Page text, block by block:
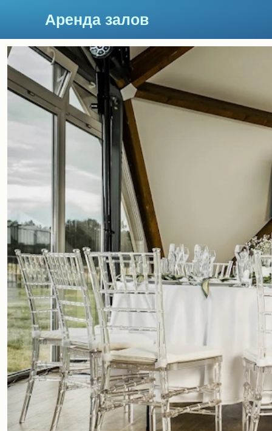
Аренда залов
Москва
Подберите мне зал